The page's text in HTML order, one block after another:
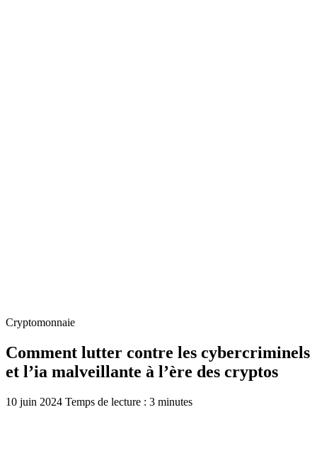
Cryptomonnaie
Comment lutter contre les cybercriminels
et l’ia malveillante à l’ère des cryptos
10 juin 2024 Temps de lecture : 3 minutes